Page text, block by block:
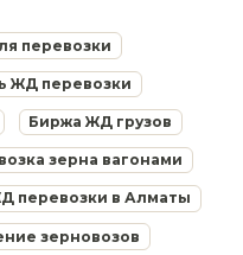
перевозки
ЖД перевозки
Биржа ЖД грузов
зерна вагонами
перевозки в Алматы
зерновозов